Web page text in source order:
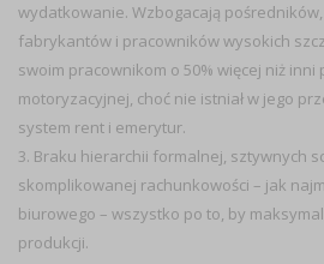
wydatkowanie. Wzbogacają
fabrykantów i pracowników wysokich
swoim pracownikom o 50% więcej niż
motoryzacyjnej, choć nie istniał w jego
system rent i emerytur.
3. Braku hierarchii formalnej, sztywnych
skomplikowanej rachunkowości – jak
biurowego – wszystko po to, by
produkcji.